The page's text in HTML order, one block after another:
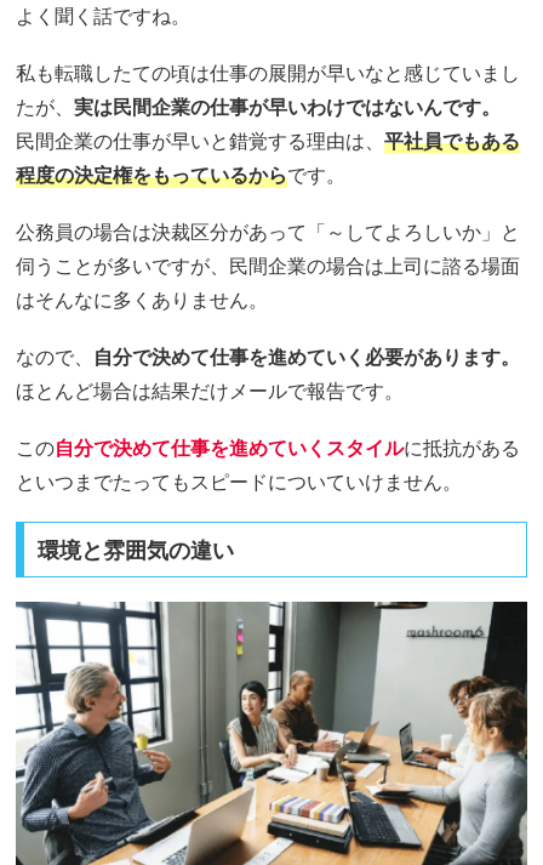
よく聞く話ですね。
私も転職したての頃は仕事の展開が早いなと感じていまし
たが、実は民間企業の仕事が早いわけではないんです。
民間企業の仕事が早いと錯覚する理由は、平社員でもある
程度の決定権をもっているからです。
公務員の場合は決裁区分があって「～してよろしいか」と
伺うことが多いですが、民間企業の場合は上司に諮る場面
はそんなに多くありません。
なので、 自分で決めて仕事を進めていく必要があります。
ほとんど場合は結果だけメールで報告です。
この自分で決めて仕事を進めていくスタイルに抵抗がある
といつまでたってもスピードについていけません。
環境と雰囲気の違い